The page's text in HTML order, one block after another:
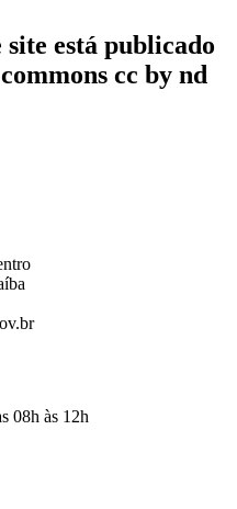
site está publicado
cc by nd
08h às 12h